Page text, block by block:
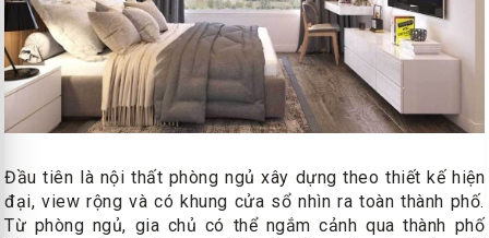
Đầu tiên là nội thất phòng ngủ xây dựng theo thiết kế hiện
đại, view rộng và có khung cửa sổ nhìn ra toàn thành phố.
Từ phòng ngủ, gia chủ có thể ngắm cảnh qua thành phố